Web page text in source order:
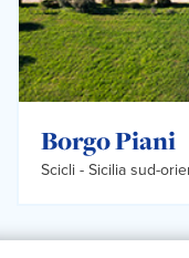
Borgo Piani
Scicli - Sicilia sud-